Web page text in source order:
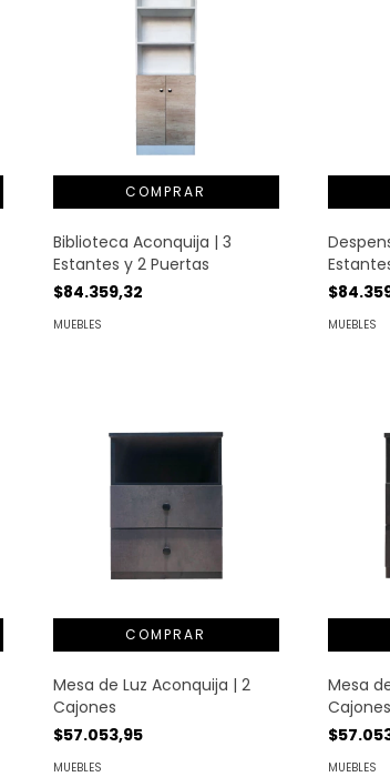
Biblioteca Aconquija | 3
Estantes y 2 Puertas
$84.359,32
MUEBLES MUEBLES
Mesa de Luz Aconquija | 2
Cajones
$57.053,95
MUEBLES
Mesa
Cajones
MUEBLES